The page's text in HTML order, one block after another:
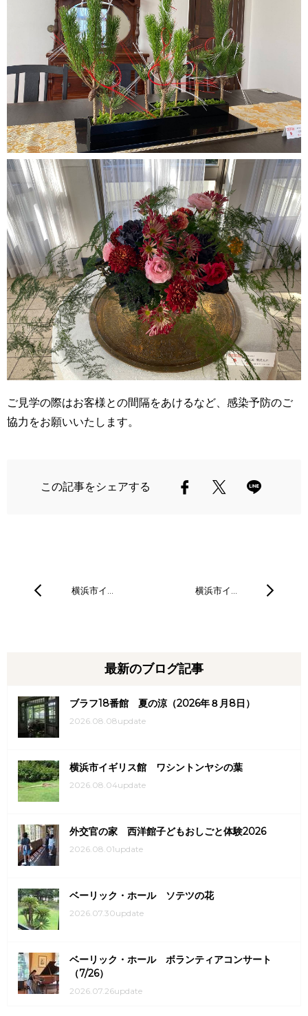
ご見学の際はお客様との間隔をあけるなど、感染予防のご
協力をお願いいたします。
この記事をシェアする
横浜市イ… 横浜市イ…
最新のブログ記事
ブラフ18番館 夏の涼（2026年８月8日）
2026.08.08update
横浜市イギリス館 ワシントンヤシの葉
2026.08.04update
外交官の家 西洋館子どもおしごと体験2026
2026.08.01update
ベーリック・ホール ソテツの花
2026.07.30update
ベーリック・ホール ボランティアコンサート
（7/26）
2026.07.26update